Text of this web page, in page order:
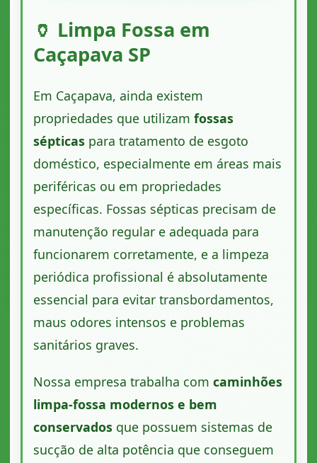
🏺 Limpa Fossa em
Caçapava SP
Em Caçapava, ainda existem
propriedades que utilizam fossas
sépticaspara tratamento de esgoto
doméstico, especialmente em áreas mais
periféricas ou em propriedades
específicas. Fossas sépticas precisam de
manutenção regular e adequada para
funcionarem corretamente, e a limpeza
periódica profissional é absolutamente
essencial para evitar transbordamentos,
maus odores intensos e problemas
sanitários graves.
Nossa empresa trabalha com caminhões
limpa-fossa modernos e bem
conservadosque possuem sistemas de
sucção de alta potência que conseguem